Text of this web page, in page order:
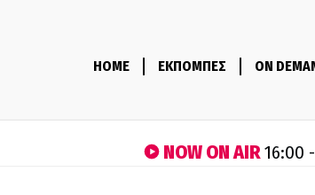
HOME ΕΚΠΟΜΠΕΣ ON
NOW ON AIR16:00